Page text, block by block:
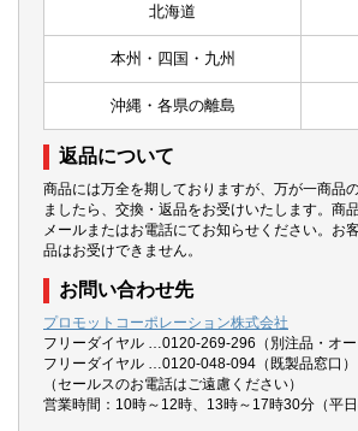
北海道
本州・四国・九州
沖縄・各県の離島
返品について
商品には万全を期しておりますが、万が一商品
ましたら、交換・返品をお受けいたします。商
メールまたはお電話にてお知らせください。お
品はお受けできません。
お問い合わせ先
プロモットコーポレーション株式会社
フリーダイヤル …0120-269-296（別注品・オー
フリーダイヤル …0120-048-094（既製品窓口）
（セールスのお電話はご遠慮ください）
営業時間：10時～12時、13時～17時30分（平日